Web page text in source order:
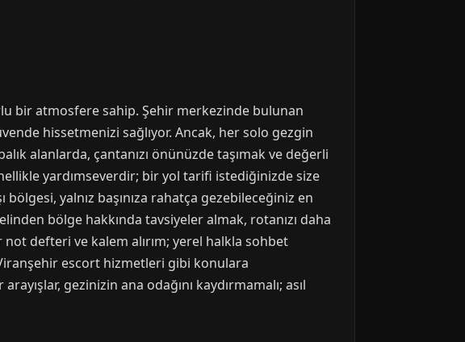
bir atmosfere sahip. Şehir merkezinde bulunan
hissetmenizi sağlıyor. Ancak, her solo gezgin
alanlarda, çantanızı önünüzde taşımak ve değerli
yardımseverdir; bir yol tarifi istediğinizde size
yalnız başınıza rahatça gezebileceğiniz en
bölge hakkında tavsiyeler almak, rotanızı daha
defteri ve kalem alırım; yerel halkla sohbet
escort hizmetleri gibi konulara
gezinizin ana odağını kaydırmamalı; asıl